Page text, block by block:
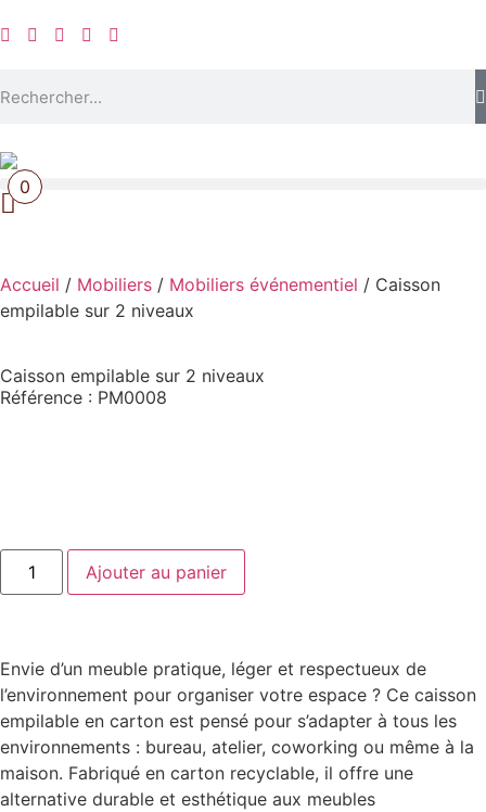
0
Accueil / Mobiliers / Mobiliers événementiel / Caisson
empilable sur 2 niveaux
Caisson empilable sur 2 niveaux
Référence : PM0008
Ajouter au panier
Envie d’un meuble pratique, léger et respectueux de
l’environnement pour organiser votre espace ? Ce caisson
empilable en carton est pensé pour s’adapter à tous les
environnements : bureau, atelier, coworking ou même à la
maison. Fabriqué en carton recyclable, il offre une
alternative durable et esthétique aux meubles